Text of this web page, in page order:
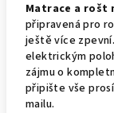
Matrace a rošt
připravená pro
ještě více
elektrickým
zájmu o
připište vše
mailu.